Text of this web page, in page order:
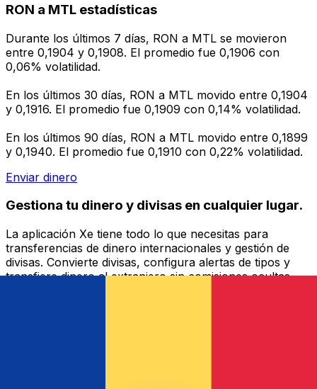
RON a MTL estadísticas
Durante los últimos 7 días, RON a MTL se movieron
entre 0,1904 y 0,1908. El promedio fue 0,1906 con
0,06% volatilidad.
En los últimos 30 días, RON a MTL movido entre 0,1904
y 0,1916. El promedio fue 0,1909 con 0,14% volatilidad.
En los últimos 90 días, RON a MTL movido entre 0,1899
y 0,1940. El promedio fue 0,1910 con 0,22% volatilidad.
Enviar dinero
Gestiona tu dinero y divisas en cualquier lugar.
La aplicación Xe tiene todo lo que necesitas para
transferencias de dinero internacionales y gestión de
divisas. Convierte divisas, configura alertas de tipos y
transfiere dinero al extranjero sin comisiones ocultas.